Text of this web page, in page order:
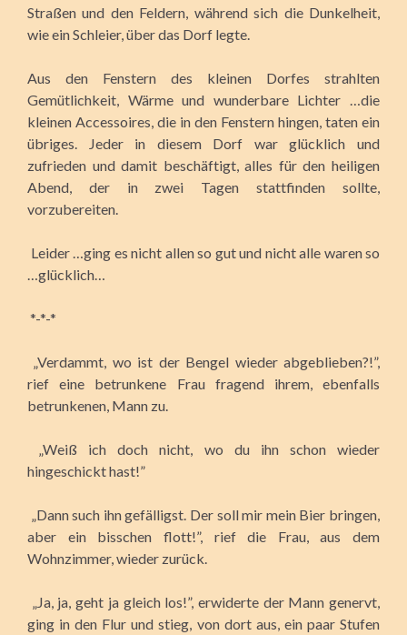
Straßen und den Feldern, während sich die Dunkelheit,
wie ein Schleier, über das Dorf legte.
Aus den Fenstern des kleinen Dorfes strahlten
Gemütlichkeit, Wärme und wunderbare Lichter …die
kleinen Accessoires, die in den Fenstern hingen, taten ein
übriges. Jeder in diesem Dorf war glücklich und
zufrieden und damit beschäftigt, alles für den heiligen
Abend, der in zwei Tagen stattfinden sollte,
vorzubereiten.
Leider …ging es nicht allen so gut und nicht alle waren so
…glücklich…
*-*-*
„Verdammt, wo ist der Bengel wieder abgeblieben?!”,
rief eine betrunkene Frau fragend ihrem, ebenfalls
betrunkenen, Mann zu.
„Weiß ich doch nicht, wo du ihn schon wieder
hingeschickt hast!”
„Dann such ihn gefälligst. Der soll mir mein Bier bringen,
aber ein bisschen flott!”, rief die Frau, aus dem
Wohnzimmer, wieder zurück.
„Ja, ja, geht ja gleich los!”, erwiderte der Mann genervt,
ging in den Flur und stieg, von dort aus, ein paar Stufen